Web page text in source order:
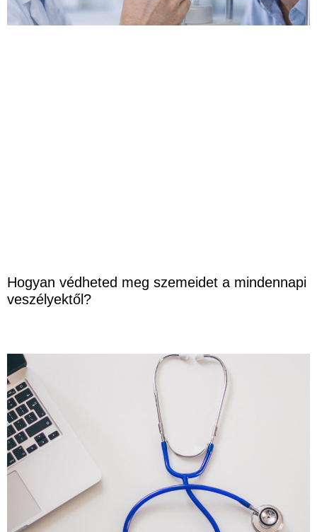
Hogyan védheted meg szemeidet a mindennapi
veszélyektől?